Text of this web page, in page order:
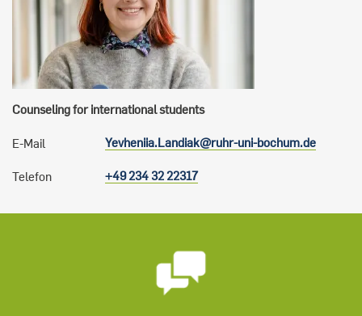
Counseling for international students
E-Mail Yevheniia.Landiak@ruhr-uni-bochum.de
Telefon +49 234 32 22317